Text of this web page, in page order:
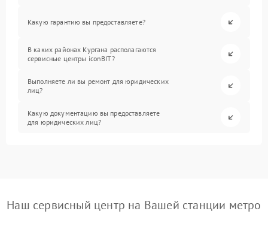
Какую гарантию вы предоставляете?
В каких районах Кургана располагаются
сервисные центры iconBIT?
Выполняете ли вы ремонт для юридических
лиц?
Какую документацию вы предоставляете
для юридических лиц?
Наш сервисный центр на Вашей станции метро